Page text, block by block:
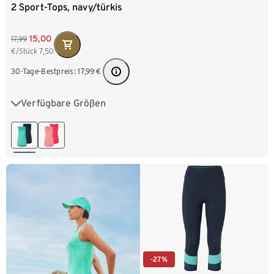
2 Sport-Tops, navy/türkis
17,99 15,00
€/Stück 7,50
30-Tage-Bestpreis: 17,99 €
Verfügbare Größen
XS 32/34 S 36/38
XXL 52/54
-27%